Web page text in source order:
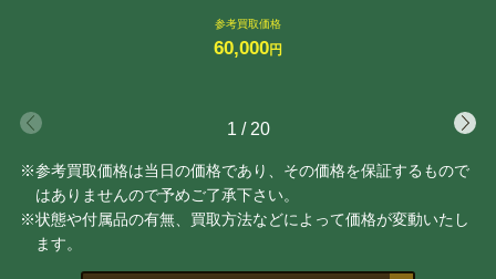
参考買取価格
60,000円
1 / 20
※参考買取価格は当日の価格であり、その価格を保証するもので
はありませんので予めご了承下さい。
※状態や付属品の有無、買取方法などによって価格が変動いたし
ます。